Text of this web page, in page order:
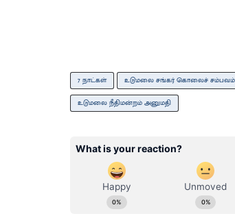
7 நாட்கள் உடுமலை சங்கர் கொலைச் சம்பவம்
உடுமலை நீதிமன்றம் அனுமதி